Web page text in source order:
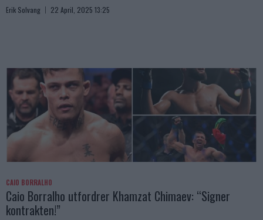
Erik Solvang 22 April, 2025 13:25
CAIO BORRALHO
Caio Borralho utfordrer Khamzat Chimaev: “Signer
kontrakten!”